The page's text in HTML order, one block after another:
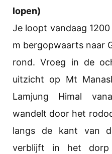
lopen)
Je loopt vandaag
m bergopwaarts naar
rond. Vroeg in de
uitzicht op Mt
Lamjung Himal
wandelt door het
langs de kant van
verblijft in het dorp